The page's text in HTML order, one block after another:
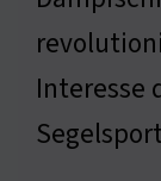
Interesse